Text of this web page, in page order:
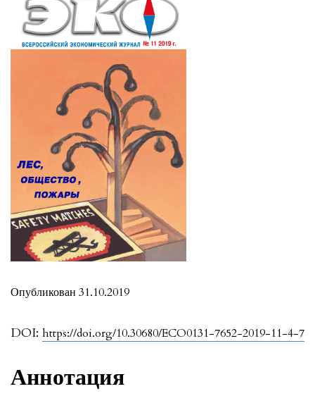
DOI: https://doi.org/10.30680/ECO0131-7652-2019-11-4-7
Опубликован 31.10.2019
Аннотация